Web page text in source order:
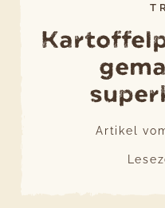
Artikel